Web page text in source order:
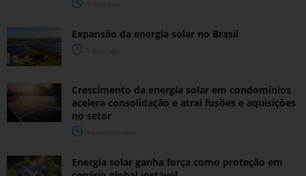
Expansão da energia solar no Brasil
Crescimento da energia solar em condomínios
acelera consolidação e atrai fusões e aquisições
no setor
Energia solar ganha força como proteção em